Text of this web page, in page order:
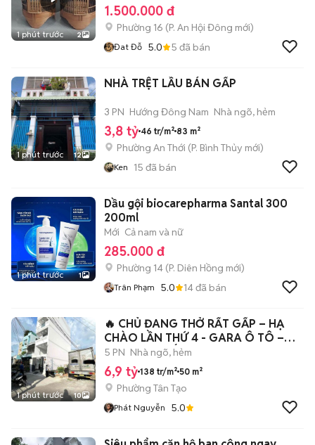
1 phút trước 2
1.500.000 đ
Phường 16 (P. An Hội Đông mới)
Đat Đỗ 5.0 5 đã bán
1 phút trước 12
NHÀ TRỆT LẦU BÁN GẤP
3 PN Hướng Đông Nam Nhà ngõ, hẻm
3,8 tỷ 46 tr/m² 83 m²
Phường An Thới (P. Bình Thủy mới)
Ken 15 đã bán
1 phút trước 1
Dầu gội biocarepharma Santal 300
200ml
Mới Cả nam và nữ
285.000 đ
Phường 14 (P. Diên Hồng mới)
Trân Phạm 5.0 14đã bán
1 phút trước 10
🔥 CHỦ ĐANG THỞ RẤT GẤP – HẠ
CHÀO LẦN THỨ 4 - GARA Ô TÔ –
FULL NỘI THẤT
5 PN Nhà ngõ, hẻm
6,9 tỷ 138 tr/m² 50 m²
Phường Tân Tạo
Phát Nguyễn 5.0